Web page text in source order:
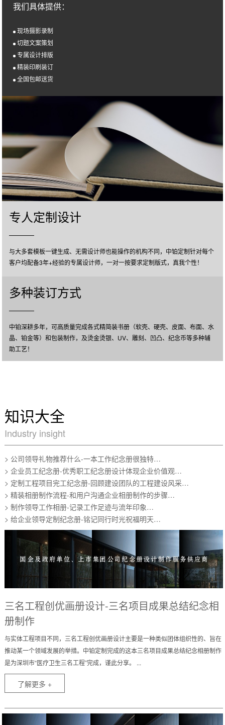
我们具体提供：
现场摄影录制
切题文案策划
专属设计排版
精装印刷装订
全国包邮送货
专人定制设计
与大多套模板一键生成、无需设计师也能操作的机构不同，中铂定制针对每个
客户均配备3年+经验的专属设计师，一对一按要求定制版式，真我个性！
多种装订方式
中铂深耕多年，可高质量完成各式精简装书册（软壳、硬壳、皮面、布面、水
晶、铂金等）和包装制作，及烫金烫银、UV、雕刻、凹凸、纪念币等多种辅
助工艺！
知识大全
Industry insight
> 公司领导礼物推荐什么-一本工作纪念册很独特…
> 企业员工纪念册-优秀职工纪念册设计体现企业价值观…
> 定制工程项目完工纪念册-回顾建设团队的工程建设风采…
> 精装相册制作流程-和用户沟通企业相册制作的步骤…
> 制作领导工作相册-记录工作足迹与流年印象…
> 给企业领导定制纪念册-铭记同行时光祝福明天…
三名工程创优画册设计-三名项目成果总结纪念相
册制作
与实体工程项目不同，三名工程创优画册设计主要是一种类似团体组织性的、旨在
推动某一个领域发展的举措。中铂定制完成的这本三名项目成果总结纪念相册制作
是为深圳市“医疗卫生三名工程”完成，谨此分享。 ...
了解更多 +